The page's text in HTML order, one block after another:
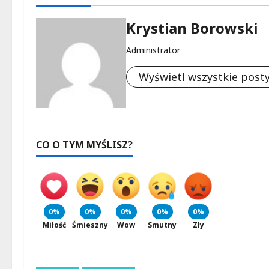
Krystian Borowski
Administrator
Wyświetl wszystkie
CO O TYM MYŚLISZ?
0%
Miłość
0%
Śmieszny
0%
Wow
0%
Smutny
0%
Zły